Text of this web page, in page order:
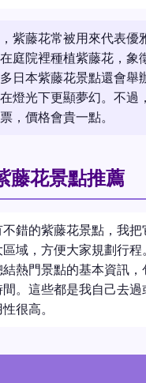
紫藤花常被用來代表優
庭院裡種植紫藤花，象
日本紫藤花景點還會舉
燈光下更顯夢幻。不過
，價格會貴一點。
藤花景點推薦
錯的紫藤花景點，我
域，方便大家規劃行程
熱門景點的基本資訊，
。這些都是我自己去
很高。